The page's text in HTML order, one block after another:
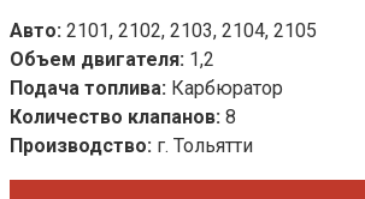
Авто: 2101, 2102, 2103, 2104, 2105
Объем двигателя: 1,2
Подача топлива: Карбюратор
Количество клапанов: 8
Производство: г. Тольятти